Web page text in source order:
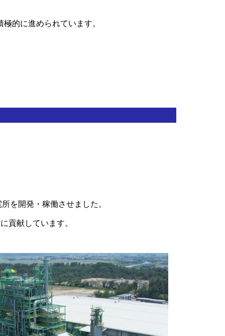
的に進められています。
を開発・稼働させました。
貢献しています。